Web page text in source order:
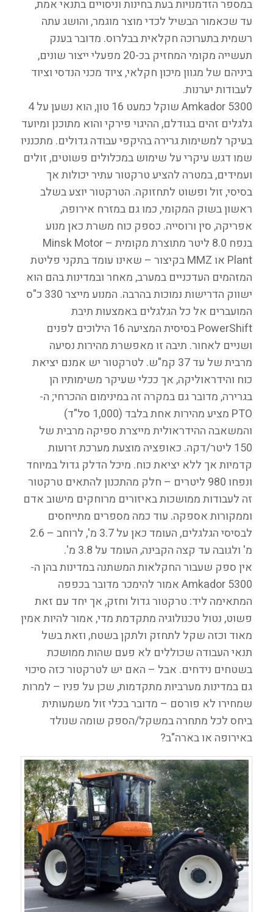
במספר הזדמנויות בעת בחינות וניסויים בתנאי אמת,
עד שכאמור הבשיל לכדי מוצר מוגמר, והושג עתה
רשמית בתערוכה חקלאית בבלרוס. מדובר בענק
תעשייה מקומי המחזיק בכ-20 מפעלי ייצור שונים,
ביניהם של מגוון מיכון חקלאי, ציוד מכני הנדסי וציוד
לעבודות יערנות.
Amkador 5300 שוקל כמעט 16 טון, הוא נשען על 4
גלגלים זהים בגודלם, ההיגוי פירקי והוא מתוכנן ומיועד
בעיקר למשימות גרירה בהיקפי עבודה גדולים. מתכנניו
שמו דגש עיקרי על שימוש במכלולים פשוטים, זולים
ועמידים, במטרה להציע טרקטור עתיר יכולות אך
בסיסי, זול ופשוט לתחזוקה. הטרקטור יוצע בשלב
ראשון בשוק המקומי, כמו גם במזרח אירופה,
אפריקה, סין ורוסייה. כספק כוח משרת כאן מנוע
בנפח 8.0 ליטר מתוצרת מקומית – Minsk Motor
Plant או MMZ בקיצור – שאינו עומד בתקני פליטת
המזהמים העדכניים במערב, מאחר ובמדינות בהם הוא
ישווק הדרישות נמוכות בהרבה. המנוע מייצר 330 כ"ס
המועברים אל כל הגלגלים באמצעות תיבת
PowerShift בסיסית המציעה 16 הילוכים לפנים
ושניים לאחור. תיבה זו מאפשרת מהירות נסיעה
מרבית של עד 37 קמ"ש. לטרקטור יש אמנם יציאת
כוח והידראוליקה, אך ככלי שעיקר משימותיו הן
בגרירה, מדובר גם במקרה זה במינימום ההכרחי; ה-
PTO מציע מהירות אחת בלבד (1,000 סל"ד)
והמשאבה ההידראולית מייצרת ספיקה מרבית של
150 ליטר/דקה. כאופציה מוצעת מערכת זרועות
קדמיות אך ללא יציאת כוח. מיכל הדלק גדול במיוחד
ונפחו 980 ליטרים – חלק מהתכנון להתאים טרקטור
זה לעבודות ממושכות באיזורים מרוחקים מישוב אדם
וממקורות אספקה. עוד כמה מספרים מתייחסים
לבסיסי הגלגלים, העומד כאן על 3.7 מ', לרוחב – 2.6
מ' ולגובה עד קצה הקבינה, העומד על 3.8 מ'.
אין ספק שעבור החקלאות המשתנה במדינות בהן ה-
Amkador 5300 אמור להימכר מדובר בכפפה
המתאימה ליד: טרקטור גדול וחזק, אך יחד עם זאת
פשוט, נטול טכנולוגיה מתקדמת מדי, אמור להיות אמין
מאוד וכזה שקל לתחזק ולתקן בשטח, וזאת בשל
תנאי העבודה שכוללים לא פעם שהות ממושכת
בשטחים נידחים. אבל – האם יש לטרקטור כזה סיכוי
גם במדינות מערביות מתקדמות, שכן על פניו – למרות
שמחירו לא פורסם – מדובר בכלי זול משמעותית
ביחס לכל מתחרה במשקל/הספק שומה שנולד
באירופה או בארה"ב?